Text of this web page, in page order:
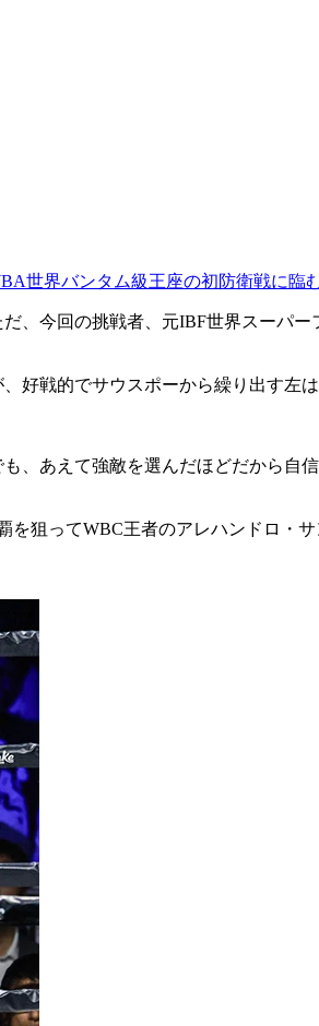
世界バンタム級王座の初防衛戦に臨
、今回の挑戦者、元IBF世界スーパ
好戦的でサウスポーから繰り出す左
、あえて強敵を選んだほどだから
狙ってWBC王者のアレハンドロ・サ